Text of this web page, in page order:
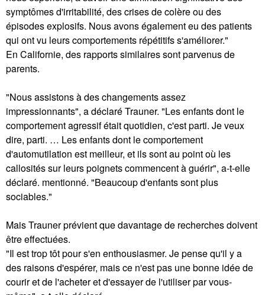
symptômes d'irritabilité, des crises de colère ou des
épisodes explosifs. Nous avons également eu des patients
qui ont vu leurs comportements répétitifs s'améliorer."
En Californie, des rapports similaires sont parvenus de
parents.
"Nous assistons à des changements assez
impressionnants", a déclaré Trauner. "Les enfants dont le
comportement agressif était quotidien, c'est parti. Je veux
dire, parti. … Les enfants dont le comportement
d'automutilation est meilleur, et ils sont au point où les
callosités sur leurs poignets commencent à guérir", a-t-elle
déclaré. mentionné. "Beaucoup d'enfants sont plus
sociables."
Mais Trauner prévient que davantage de recherches doivent
être effectuées.
"Il est trop tôt pour s'en enthousiasmer. Je pense qu'il y a
des raisons d'espérer, mais ce n'est pas une bonne idée de
courir et de l'acheter et d'essayer de l'utiliser par vous-